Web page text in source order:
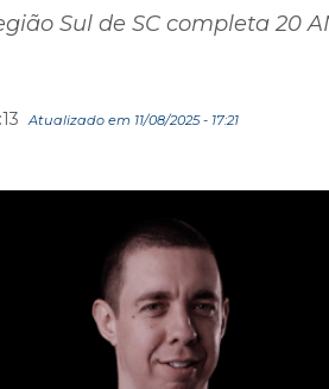
Sul de SC completa 20
Atualizado em 11/08/2025 - 17:21